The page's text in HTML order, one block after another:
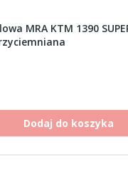
MRA KTM 1390
Dodaj do koszyka